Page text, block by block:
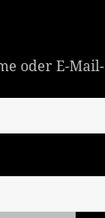
oder E-Mail-